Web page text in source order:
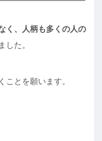
く、人柄も多くの人の
した。
ことを願います。